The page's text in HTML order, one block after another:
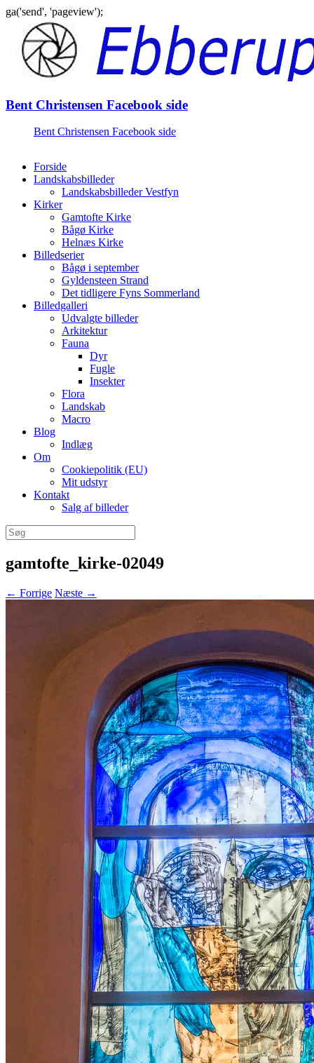
ga('send', 'pageview');
indhold
Bent Christensen Facebook side
Bent Christensen Facebook side
Forside
Landskabsbilleder
Landskabsbilleder Vestfyn
Kirker
Gamtofte Kirke
Bågø Kirke
Helnæs Kirke
Billedserier
Bågø i september
Gyldensteen Strand
Det tidligere Fyns Sommerland
Billedgalleri
Udvalgte billeder
Arkitektur
Fauna
Dyr
Fugle
Insekter
Flora
Landskab
Macro
Blog
Indlæg
Om
Cookiepolitik (EU)
Mit udstyr
Kontakt
Salg af billeder
Søg
efter:
gamtofte_kirke-02049
← Forrige Næste →